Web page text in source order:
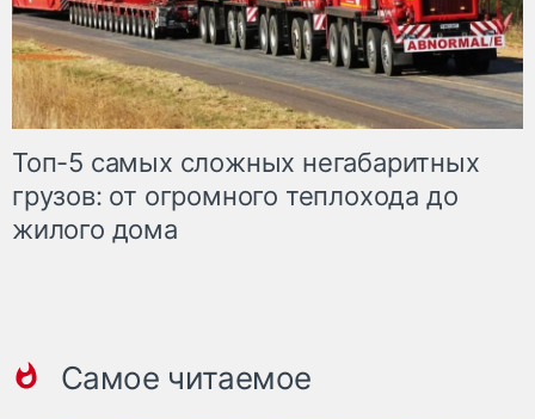
Топ-5 самых сложных негабаритных
грузов: от огромного теплохода до
жилого дома
Самое читаемое